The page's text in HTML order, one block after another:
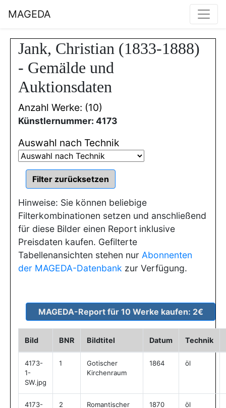
MAGEDA
Jank, Christian (1833-1888)
- Gemälde und
Auktionsdaten
Anzahl Werke: (10)
Künstlernummer: 4173
Auswahl nach Technik
Hinweise: Sie können beliebige
Filterkombinationen setzen und anschließend
für diese Bilder einen Report inklusive
Preisdaten kaufen. Gefilterte
Tabellenansichten stehen nur Abonnenten
der MAGEDA-Datenbank zur Verfügung.
Bild BNR Bildtitel Datum Technik
4173-
1-
SW.jpg
1
Gotischer
Kirchenraum
1864 öl
4173-
2
Romantischer
1870 öl